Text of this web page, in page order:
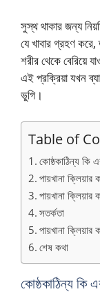
সুস্থ থাকার জন্য
যে খাবার গ্রহণ করে,
শরীর থেকে বেরিয়ে
এই প্রক্রিয়া যখন
ভুগি।
Table of
কোষ্ঠকাঠিন্য কি
পায়খানা
পায়খানা
সতর্কতা
পায়খানা
শেষ কথা
কোষ্ঠকাঠিন্য কি